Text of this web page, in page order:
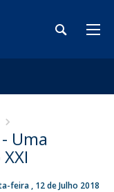
Uma
feira , 12 de Julho 2018